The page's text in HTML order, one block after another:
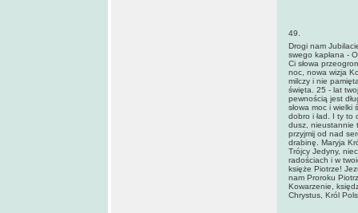
49.
Drogi nam
swego kapłana -
Ci słowa
noc, nowa wizja
milczy i nie
święta. 25 - lat
pewnością jest
słowa moc i wielki
dobro i ład. I ty to
dusz, nieustannie
przyjmij od nad
drabinę. Maryja
Trójcy Jedyny,
radościach i w
księże Piotrze!
nam Proroku
Kowarzenie,
Chrystus, Król